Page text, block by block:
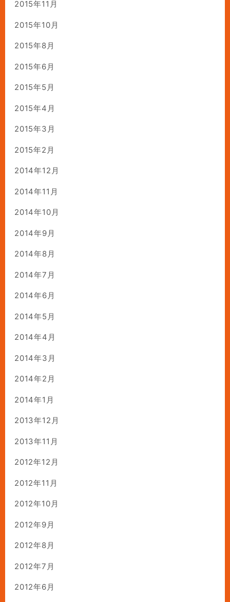
2015年11月
2015年10月
2015年8月
2015年6月
2015年5月
2015年4月
2015年3月
2015年2月
2014年12月
2014年11月
2014年10月
2014年9月
2014年8月
2014年7月
2014年6月
2014年5月
2014年4月
2014年3月
2014年2月
2014年1月
2013年12月
2013年11月
2012年12月
2012年11月
2012年10月
2012年9月
2012年8月
2012年7月
2012年6月